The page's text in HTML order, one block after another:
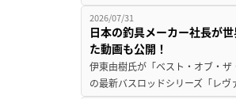
2026/07/31
日本の釣具メーカー社長が
た動画も公開！
伊東由樹氏が「ベスト・オブ・
の最新バスロッドシリーズ「レ